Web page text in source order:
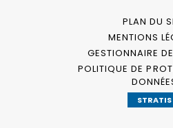
PLAN DU
MENTIONS
GESTIONNAIRE
POLITIQUE DE
STRATIS